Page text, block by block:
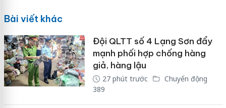
Bài viết khác
Đội QLTT số 4 Lạng Sơn đẩy
mạnh phối hợp chống hàng
giả, hàng lậu
27 phút trước
Chuyển động
389